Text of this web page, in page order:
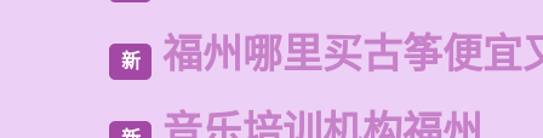
新 福州哪里买古筝便宜